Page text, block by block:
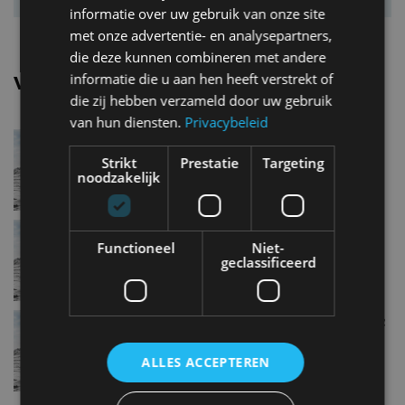
Vergelijkbare uitvoeringen
Mercedes benz GLC200 4Matic
Mercedes benz GLC300 4Matic
Mercedes benz GLC220 d 4Matic
informatie over uw gebruik van onze site
met onze advertentie- en analysepartners,
die deze kunnen combineren met andere
informatie die u aan hen heeft verstrekt of
die zij hebben verzameld door uw gebruik
van hun diensten. Privacybeleid
Strikt
noodzakelijk
Prestatie Targeting
Functioneel
Niet-
geclassificeerd
ALLES ACCEPTEREN